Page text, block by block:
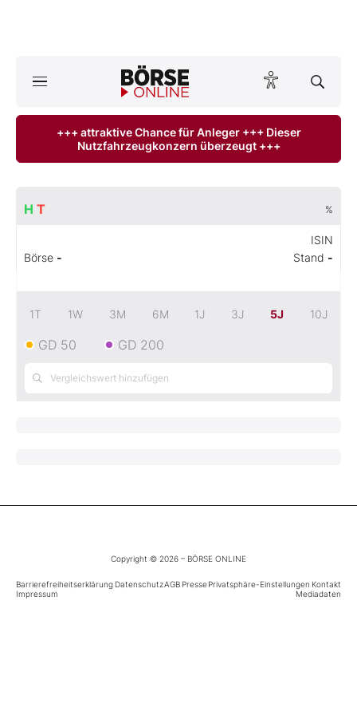
ktuelle Ausgabe BÖRSE ONLINE lesen
Abo & Shop
BO-Musterdepots
Experten
Mein B:O
+++ attraktive Chance für Anleger +++ Dieser
Nutzfahrzeugkonzern überzeugt +++
%
H T
ISIN
Börse - Stand -
1T 1W 3M 6M 1J 3J 5J 10J
GD 50 GD 200
Copyright © 2026 – BÖRSE ONLINE
Barrierefreiheitserklärung DatenschutzAGB PressePrivatsphäre-Einstellungen Kontakt
Impressum
Mediadaten